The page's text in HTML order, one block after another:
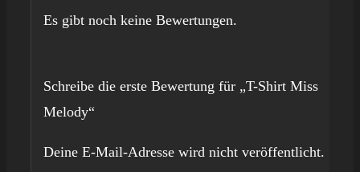
Es gibt noch keine Bewertungen.
Schreibe die erste Bewertung für „T-Shirt Miss
Melody“
Deine E-Mail-Adresse wird nicht veröffentlicht.